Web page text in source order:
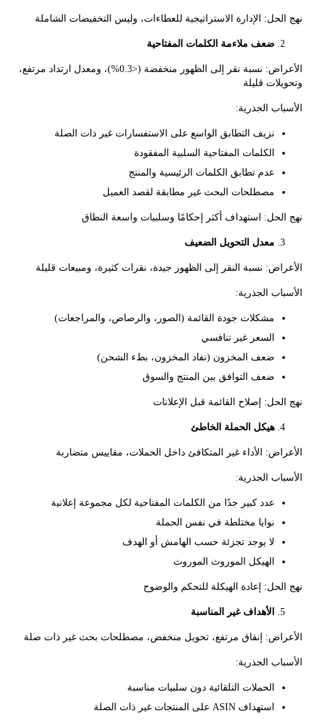
الإدارة الاستراتيجية للعطاءات، وليس التخفيضات الشاملة
ضعف ملاءمة الكلمات المفتاحية
الأعراض: نسبة نقر إلى الظهور منخفضة (<0.3%)، ومعدل ارتداد مرتفع،
قليلة
الجذرية:
نزيف التطابق الواسع على الاستفسارات غير ذات الصلة
الكلمات المفتاحية السلبية المفقودة
عدم تطابق الكلمات الرئيسية والمنتج
مصطلحات البحث غير مطابقة لقصد العميل
استهداف أكثر إحكامًا وسلبيات واسعة النطاق
معدل التحويل الضعيف
نسبة النقر إلى الظهور جيدة، نقرات كثيرة، ومبيعات قليلة
الجذرية:
مشكلات جودة القائمة (الصور، والرصاص، والمراجعات)
السعر غير تنافسي
ضعف المخزون (نفاد المخزون، بطء الشحن)
ضعف التوافق بين المنتج والسوق
إصلاح القائمة قبل الإعلانات
هيكل الحملة الخاطئ
الأداء غير المتكافئ داخل الحملات، مقاييس متضاربة
الجذرية:
عدد كبير جدًا من الكلمات المفتاحية لكل مجموعة إعلانية
نوايا مختلطة في نفس الحملة
لا يوجد تجزئة حسب الهامش أو الهدف
الهيكل الموروث الموروث
إعادة الهيكلة للتحكم والوضوح
الأهداف غير المناسبة
إنفاق مرتفع، تحويل منخفض، مصطلحات بحث غير ذات صلة
الجذرية:
الحملات التلقائية دون سلبيات مناسبة
استهداف ASIN على المنتجات غير ذات الصلة